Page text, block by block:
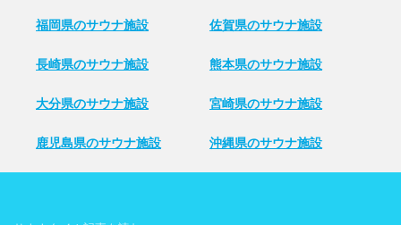
福岡県のサウナ施設 佐賀県のサウナ施設
長崎県のサウナ施設 熊本県のサウナ施設
大分県のサウナ施設 宮崎県のサウナ施設
鹿児島県のサウナ施設 沖縄県のサウナ施設